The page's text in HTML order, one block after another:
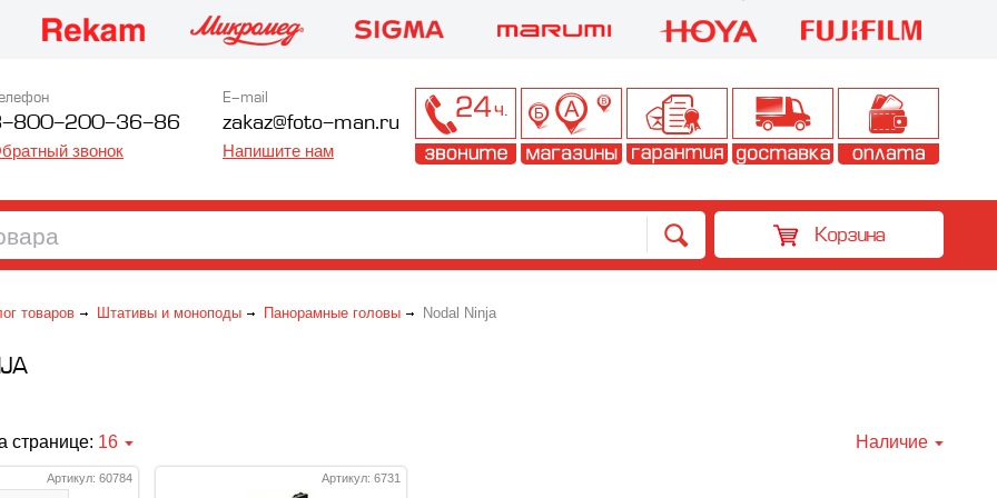
800-200-36-86
звонок
E-mail
zakaz@foto-man.ru
Напишите нам
Корзина
товаров Штативы и моноподы Панорамные головы Nodal Ninja
странице: 16 Наличие
Артикул: 60784 Артикул: 6731